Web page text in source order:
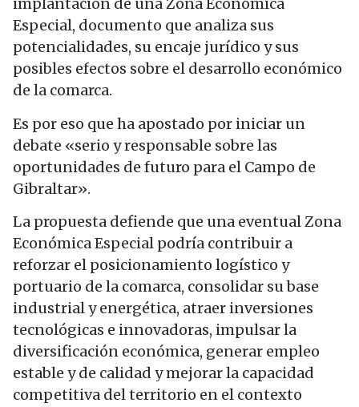
implantación de una Zona Económica
Especial, documento que analiza sus
potencialidades, su encaje jurídico y sus
posibles efectos sobre el desarrollo económico
de la comarca.
Es por eso que ha apostado por iniciar un
debate «serio y responsable sobre las
oportunidades de futuro para el Campo de
Gibraltar».
La propuesta defiende que una eventual Zona
Económica Especial podría contribuir a
reforzar el posicionamiento logístico y
portuario de la comarca, consolidar su base
industrial y energética, atraer inversiones
tecnológicas e innovadoras, impulsar la
diversificación económica, generar empleo
estable y de calidad y mejorar la capacidad
competitiva del territorio en el contexto